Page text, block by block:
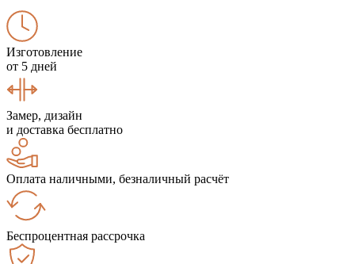
Изготовление
от 5 дней
Замер, дизайн
и доставка бесплатно
Оплата наличными, безналичный расчёт
Беспроцентная рассрочка